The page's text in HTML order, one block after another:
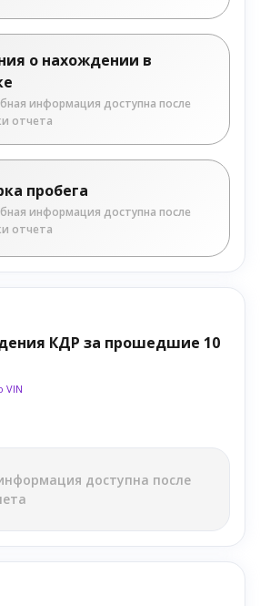
о нахождении в
информация доступна после
отчета
пробега
информация доступна после
отчета
КДР за прошедшие 10
VIN
доступна после